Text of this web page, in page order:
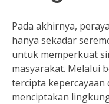
Pada akhirnya,
hanya sekadar
untuk memperkuat
masyarakat. Melalui
tercipta kepercayaan
menciptakan